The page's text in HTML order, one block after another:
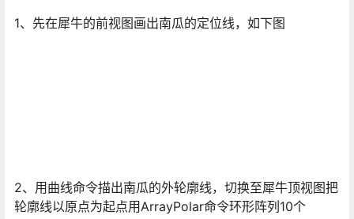
1、先在犀牛的前视图画出南瓜的定位线，如下图
2、用曲线命令描出南瓜的外轮廓线，切换至犀牛顶视图把
轮廓线以原点为起点用ArrayPolar命令环形阵列10个